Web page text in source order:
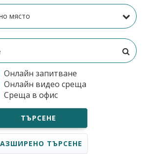
Онлайн запитване
Онлайн видео среща
Среща в офис
ТЪРСЕНЕ
ТЪРСЕНЕ